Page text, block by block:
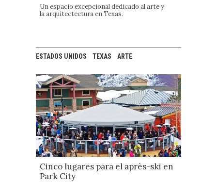
Un espacio excepcional dedicado al arte y
la arquitectectura en Texas.
ESTADOS UNIDOS TEXAS ARTE
Cinco lugares para el après-ski en
Park City